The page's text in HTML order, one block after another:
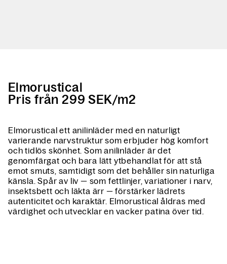
Elmorustical
Pris från 299 SEK/m2
Elmorustical ett anilinläder med en naturligt
varierande narvstruktur som erbjuder hög komfort
och tidlös skönhet. Som anilinläder är det
genomfärgat och bara lätt ytbehandlat för att stå
emot smuts, samtidigt som det behåller sin naturliga
känsla. Spår av liv — som fettlinjer, variationer i narv,
insektsbett och läkta ärr — förstärker lädrets
autenticitet och karaktär. Elmorustical åldras med
värdighet och utvecklar en vacker patina över tid.